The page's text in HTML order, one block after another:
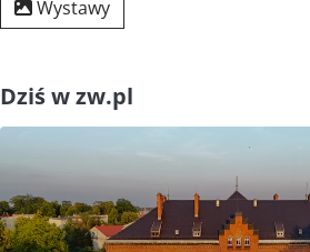
Wystawy
Dziś w zw.pl